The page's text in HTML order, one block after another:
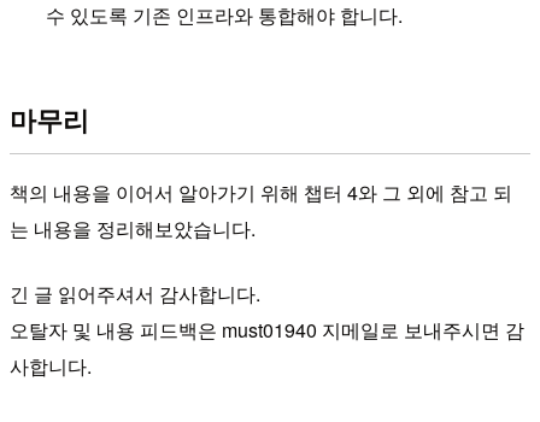
수 있도록 기존 인프라와 통합해야 합니다.
마무리
책의 내용을 이어서 알아가기 위해 챕터 4와 그 외에 참고 되
는 내용을 정리해보았습니다.
긴 글 읽어주셔서 감사합니다.
오탈자 및 내용 피드백은 must01940 지메일로 보내주시면 감
사합니다.